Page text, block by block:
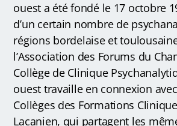
ouest a été fondé le 17 octobre
d’un certain nombre de
régions bordelaise et
l’Association des Forums du
Collège de Clinique
ouest travaille en connexion
Collèges des Formations
Lacanien, qui partagent les